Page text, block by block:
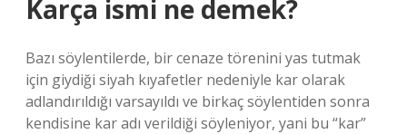
Karça ismi ne demek?
Bazı söylentilerde, bir cenaze törenini yas tutmak
için giydiği siyah kıyafetler nedeniyle kar olarak
adlandırıldığı varsayıldı ve birkaç söylentiden sonra
kendisine kar adı verildiği söyleniyor, yani bu “kar”